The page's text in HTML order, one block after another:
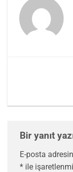
Bir yanıt
E-posta
* ile